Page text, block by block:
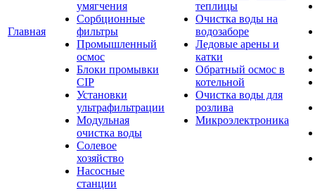
Главная
умягчения
Сорбционные
фильтры
Промышленный
осмос
Блоки промывки
CIP
Установки
ультрафильтрации
Модульная
очистка воды
Солевое
хозяйство
Насосные
станции
теплицы
Очистка воды на
водозаборе
Ледовые арены и
катки
Обратный осмос в
котельной
Очистка воды для
розлива
Микроэлектроника